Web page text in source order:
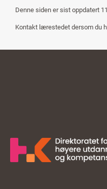
Denne siden er sist oppdatert
Kontakt lærestedet dersom du